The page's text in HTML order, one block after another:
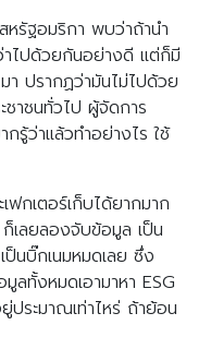
รัฐอมริกา พบว่าถ้านำ
าไปด้วยกันอย่างดี แต่ก็มี
ปรากฏว่ามันไม่ไปด้วย
ชาชนทั่วไป ผู้จัดการ
รู้ว่าแล้วทำอย่างไร ใช้
ฟกเตอร์เก็บได้ยากมาก
ก็เลยลองจับข้อมูล เป็น
นบิ๊กเนมหมดเลย ซึ่ง
ทั้งหมดเอามาหา ESG
ประมาณเท่าไหร่ ถ้าย้อน